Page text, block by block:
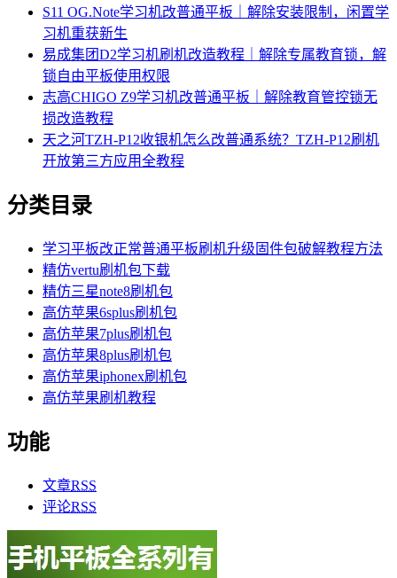
S11 OG.Note学习机改普通平板｜解除安装限制，闲置学
习机重获新生
易成集团D2学习机刷机改造教程｜解除专属教育锁，解
锁自由平板使用权限
志高CHIGO Z9学习机改普通平板｜解除教育管控锁无
损改造教程
天之河TZH-P12收银机怎么改普通系统？TZH-P12刷机
开放第三方应用全教程
分类目录
学习平板改正常普通平板刷机升级固件包破解教程方法
精仿vertu刷机包下载
精仿三星note8刷机包
高仿苹果6splus刷机包
高仿苹果7plus刷机包
高仿苹果8plus刷机包
高仿苹果iphonex刷机包
高仿苹果刷机教程
功能
文章RSS
评论RSS